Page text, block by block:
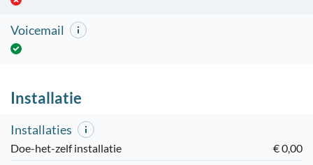
Voicemail
Installatie
Installaties
Doe-het-zelf installatie
€ 0,00